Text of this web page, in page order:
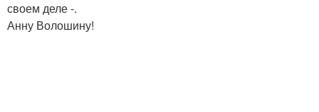
своем деле -.
Анну Волошину!